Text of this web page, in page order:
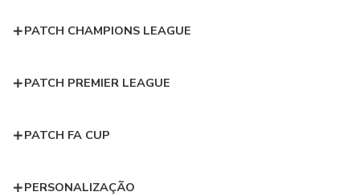
PATCH CHAMPIONS LEAGUE
PATCH PREMIER LEAGUE
PATCH FA CUP
PERSONALIZAÇÃO